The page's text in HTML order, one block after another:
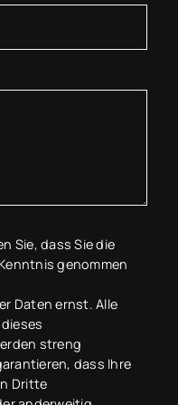
Sie, dass Sie die
genommen
Daten ernst. Alle
streng
dass Ihre
Dritte